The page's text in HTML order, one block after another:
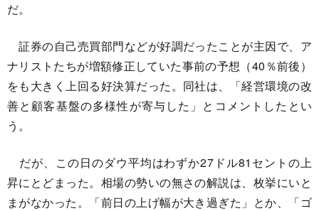
だ。
証券の自己売買部門などが好調だったことが主因で、ア
ナリストたちが増額修正していた事前の予想（40％前後）
をも大きく上回る好決算だった。同社は、「経営環境の改
善と顧客基盤の多様性が寄与した」とコメントしたとい
う。
だが、この日のダウ平均はわずか27ドル81セントの上
昇にとどまった。相場の勢いの無さの解説は、枚挙にいと
まがなかった。「前日の上げ幅が大き過ぎた」とか、「ゴ